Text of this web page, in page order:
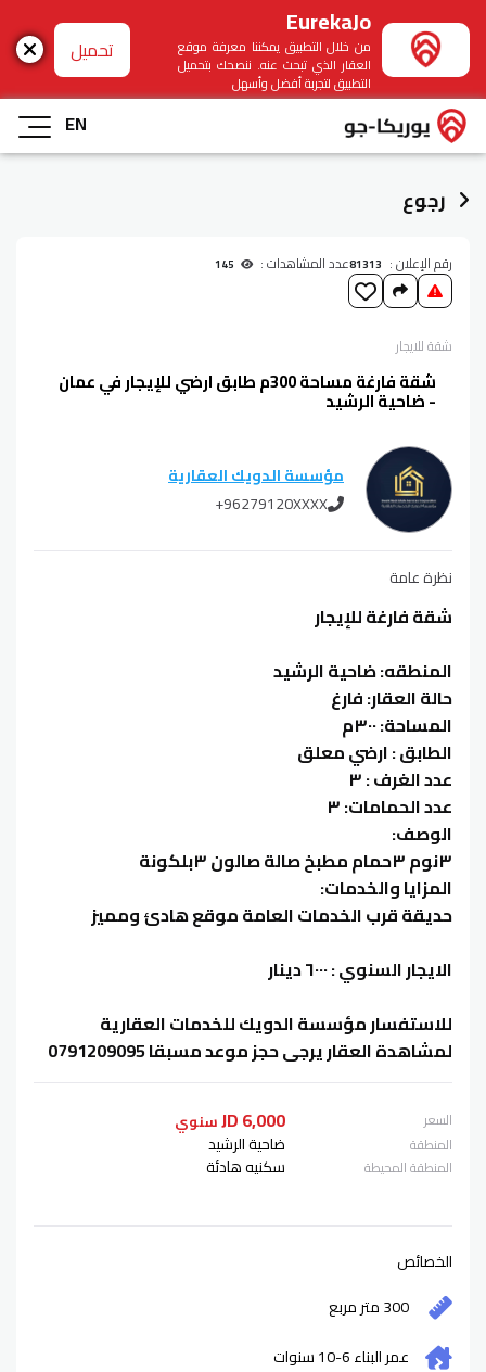
EurekaJo
من خلال التطبيق يمكننا معرفة موقع
العقار الذي تبحث عنه. ننصحك بتحميل
التطبيق لتجربة أفضل وأسهل
تحميل
EN
رجوع
رقم الإعلان : 81313عدد المشاهدات :
شقةللايجار
شقة فارغة مساحة 300م طابق ارضي للإيجار في عمان
- ضاحية الرشيد
مؤسسة الدويك العقارية
+96279120XXXX
نظرة عامة
شقة فارغة للإيجار
المنطقه: ضاحية الرشيد
حالة العقار: فارغ
المساحة: ٣٠٠م
الطابق : ارضي معلق
عدد الغرف : ٣
عدد الحمامات: ٣
الوصف:
٣نوم ٣حمام مطبخ صالة صالون ٣بلكونة
المزايا والخدمات:
حديقة قرب الخدمات العامة موقع هادئ ومميز
الايجار السنوي : ٦٠٠٠ دينار
للاستفسار مؤسسة الدويك للخدمات العقارية
لمشاهدة العقار يرجى حجز موعد مسبقا 0791209095
السعر 6,000 JD سنوي
المنطقة ضاحية الرشيد
المنطقة المحيطة سكنيه هادئة
الخصائص
300 متر مربع
عمر البناء6-10
سنوات